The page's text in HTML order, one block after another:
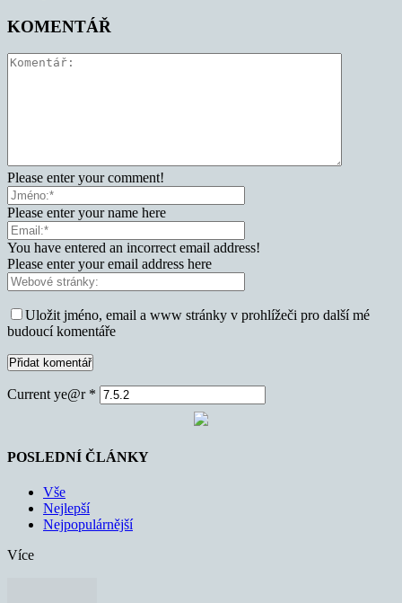
KOMENTÁŘ
Please enter your comment!
Please enter your name here
You have entered an incorrect email address!
Please enter your email address here
Uložit jméno, email a www stránky v prohlížeči pro další mé
budoucí komentáře
Current ye@r *
POSLEDNÍ ČLÁNKY
Vše
Nejlepší
Nejpopulárnější
Více